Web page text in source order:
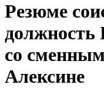
Резюме
должность
со
Алексине